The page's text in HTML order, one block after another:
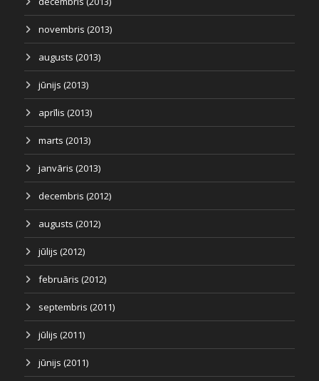
novembris (2013)
augusts (2013)
jūnijs (2013)
aprīlis (2013)
marts (2013)
janvāris (2013)
decembris (2012)
augusts (2012)
jūlijs (2012)
februāris (2012)
septembris (2011)
jūlijs (2011)
jūnijs (2011)